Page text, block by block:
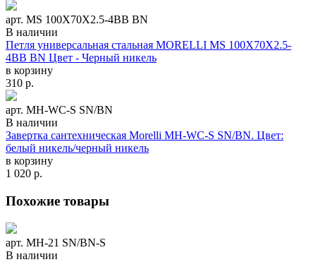
арт. MS 100X70X2.5-4BB BN
В наличии
Петля универсальная стальная MORELLI MS 100X70X2.5-
4BB BN Цвет - Черный никель
в корзину
310 р.
арт. MH-WC-S SN/BN
В наличии
Завертка сантехническая Morelli MH-WC-S SN/BN. Цвет:
белый никель/черный никель
в корзину
1 020 р.
Похожие товары
арт. MH-21 SN/BN-S
В наличии